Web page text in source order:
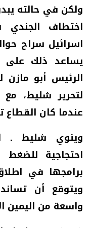
ولكن في حالته
اختطاف
اسرائيل سراح
يساعد ذلك على
الرئيس أبو
لتحرير شليط،
عندما كان
وينوي شليط ـ
احتجاجية
برامجها في
ويتوقع أن
واسعة من اليمين